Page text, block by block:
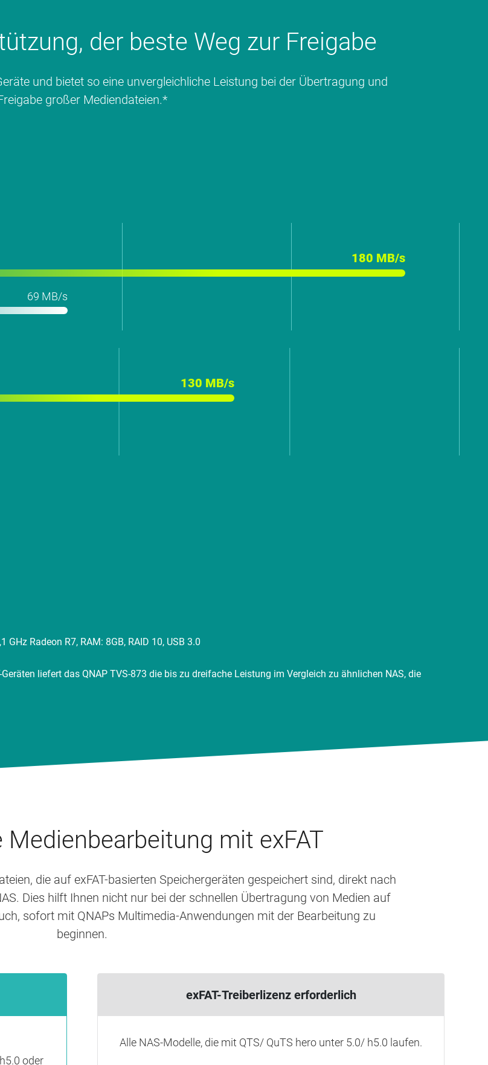
der beste Weg zur Freigabe
und bietet so eine unvergleichliche Leistung bei der Übertragung und
großer Mediendateien.*
180 MB/s
69 MB/s
130 MB/s
Radeon R7, RAM: 8GB, RAID 10, USB 3.0
liefert das QNAP TVS-873 die bis zu dreifache Leistung im Vergleich zu ähnlichen NAS, die
Medienbearbeitung mit exFAT
die auf exFAT-basierten Speichergeräten gespeichert sind, direkt nach
Dies hilft Ihnen nicht nur bei der schnellen Übertragung von Medien auf
sofort mit QNAPs Multimedia-Anwendungen mit der Bearbeitung zu
beginnen.
oder
exFAT-Treiberlizenz erforderlich
Alle NAS-Modelle, die mit QTS/ QuTS hero unter 5.0/ h5.0 laufen.